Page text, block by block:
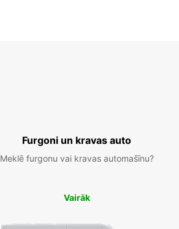
Furgoni un kravas auto
Meklē furgonu vai kravas automašīnu?
Vairāk